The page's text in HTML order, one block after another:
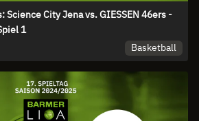
Science City Jena vs. GIESSEN 46ers -
1
Basketball